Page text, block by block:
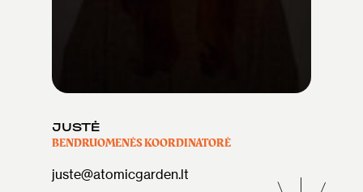
JUSTĖ
BENDRUOMENĖS KOORDINATORĖ
juste@atomicgarden.lt